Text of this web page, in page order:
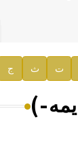
من موسوعة
تطلق موسوعات
ت ث ج
)